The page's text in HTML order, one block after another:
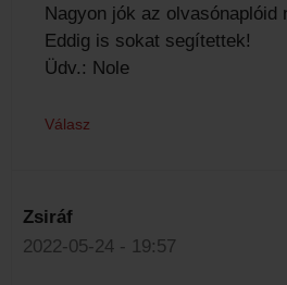
Nagyon jók az olvasónaplóid
Eddig is sokat segítettek!
Üdv.: Nole
Válasz
Zsiráf
2022-05-24 - 19:57